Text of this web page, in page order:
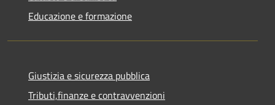
Educazione e formazione
Giustizia e sicurezza pubblica
Tributi,finanze e contravvenzioni